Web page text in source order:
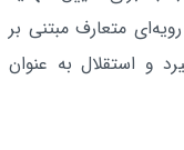
متعارف مبتنی بر
و استقلال به عنوان